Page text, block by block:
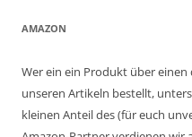
AMAZON
Wer ein ein Produkt über
unseren Artikeln bestellt,
kleinen Anteil des (für euch